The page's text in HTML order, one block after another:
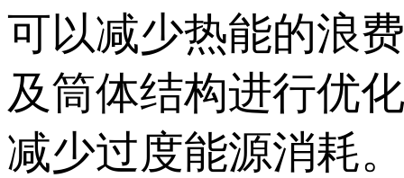
可以减少热能的浪
及筒体结构进行优
减少过度能源消耗。